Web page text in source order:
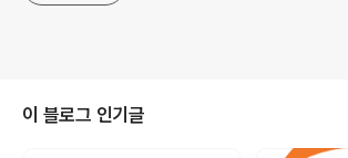
이 블로그 인기글